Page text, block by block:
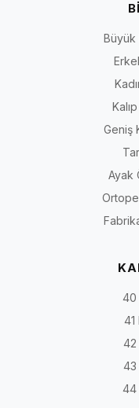
Büyük
Geniş
Ayak
40
41
42
43
44